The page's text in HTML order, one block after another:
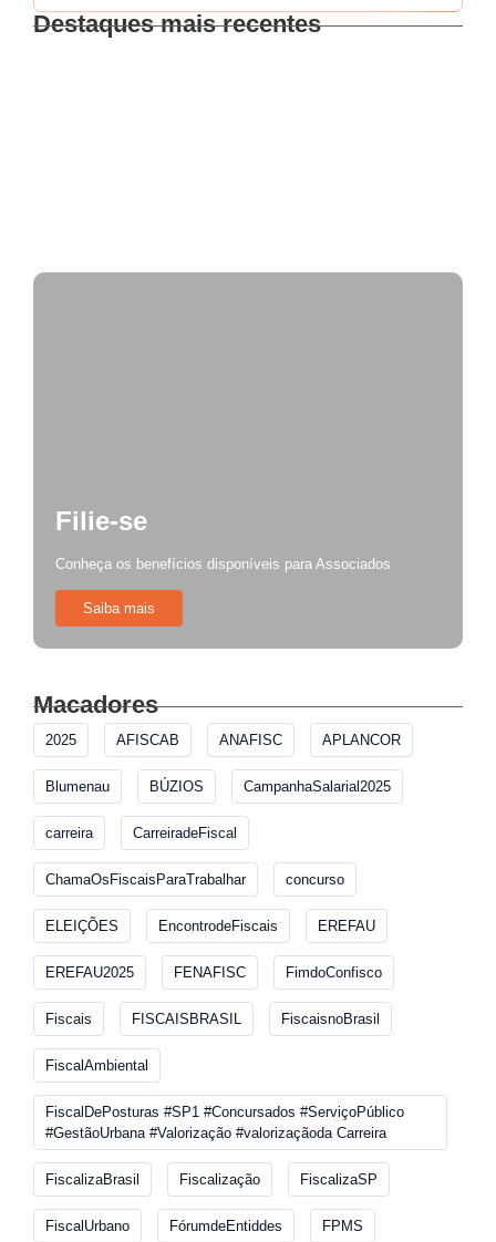
Destaques mais recentes
Filie-se
Conheça os benefícios disponíveis para Associados
Saiba mais
Macadores
2025 AFISCAB ANAFISC APLANCOR
Blumenau BÚZIOS CampanhaSalarial2025
carreira CarreiradeFiscal
ChamaOsFiscaisParaTrabalhar concurso
ELEIÇÕES EncontrodeFiscais EREFAU
EREFAU2025 FENAFISC FimdoConfisco
Fiscais FISCAISBRASIL FiscaisnoBrasil
FiscalAmbiental
FiscalDePosturas #SP1 #Concursados #ServiçoPúblico
#GestãoUrbana #Valorização #valorizaçãoda Carreira
FiscalizaBrasil Fiscalização FiscalizaSP
FiscalUrbano FórumdeEntiddes FPMS